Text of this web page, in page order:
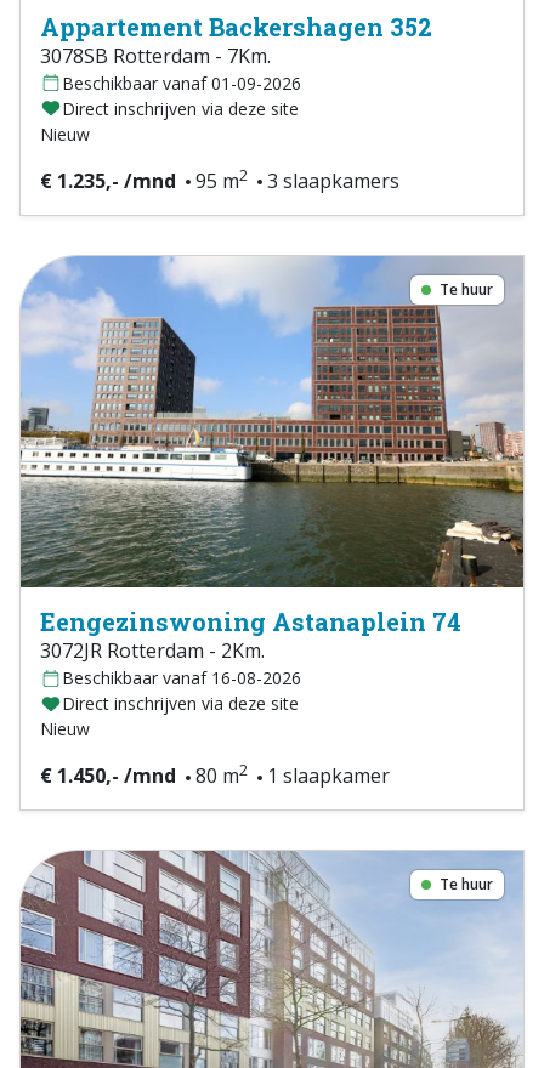
Appartement Backershagen 352
3078SB Rotterdam - 7Km.
Beschikbaar vanaf 01-09-2026
Direct inschrijven via deze site
Nieuw
€ 1.235,- /mnd 95 m2 3 slaapkamers
Te huur
Eengezinswoning Astanaplein 74
3072JR Rotterdam - 2Km.
Beschikbaar vanaf 16-08-2026
Direct inschrijven via deze site
Nieuw
€ 1.450,- /mnd 80 m2 1 slaapkamer
Te huur